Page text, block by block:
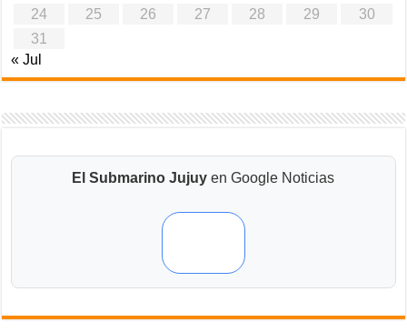
24
25 26 27 28 29
30
31
« Jul
El Submarino Jujuy en Google Noticias